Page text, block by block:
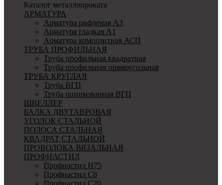
Каталог металлопроката
АРМАТУРА
Арматура рифленая А3
Арматура гладкая А1
Арматура композитная АСП
ТРУБА ПРОФИЛЬНАЯ
Труба профильная квадратная
Труба профильная прямоугольная
ТРУБА КРУГЛАЯ
Труба ВГП
Труба оцинкованная ВГП
ШВЕЛЛЕР
БАЛКА ДВУТАВРОВАЯ
УГОЛОК СТАЛЬНОЙ
ПОЛОСА СТАЛЬНАЯ
КВАДРАТ СТАЛЬНОЙ
ПРОВОЛОКА ВЯЗАЛЬНАЯ
ПРОФНАСТИЛ
Профнастил Н75
Профнастил С8